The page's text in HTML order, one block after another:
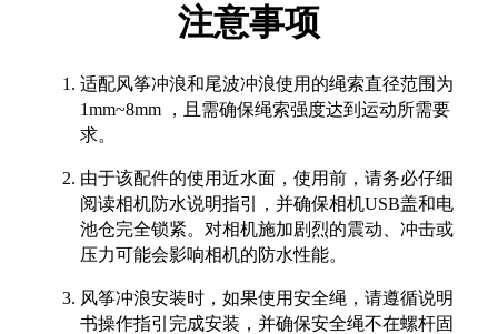
注意事项
适配风筝冲浪和尾波冲浪使用的绳索直径范围为
1mm~8mm ，且需确保绳索强度达到运动所需要
求。
由于该配件的使用近水面，使用前，请务必仔细
阅读相机防水说明指引，并确保相机USB盖和电
池仓完全锁紧。对相机施加剧烈的震动、冲击或
压力可能会影响相机的防水性能。
风筝冲浪安装时，如果使用安全绳，请遵循说明
书操作指引完成安装，并确保安全绳不在螺杆固